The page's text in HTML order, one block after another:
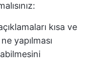
kısa ve
yapılması